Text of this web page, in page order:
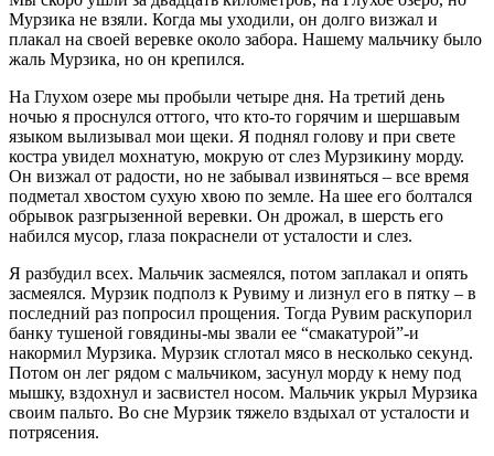
Мурзика не взяли. Когда мы уходили, он долго визжал и
плакал на своей веревке около забора. Нашему мальчику было
жаль Мурзика, но он крепился.
На Глухом озере мы пробыли четыре дня. На третий день
ночью я проснулся оттого, что кто-то горячим и шершавым
языком вылизывал мои щеки. Я поднял голову и при свете
костра увидел мохнатую, мокрую от слез Мурзикину морду.
Он визжал от радости, но не забывал извиняться – все время
подметал хвостом сухую хвою по земле. На шее его болтался
обрывок разгрызенной веревки. Он дрожал, в шерсть его
набился мусор, глаза покраснели от усталости и слез.
Я разбудил всех. Мальчик засмеялся, потом заплакал и опять
засмеялся. Мурзик подполз к Рувиму и лизнул его в пятку – в
последний раз попросил прощения. Тогда Рувим раскупорил
банку тушеной говядины-мы звали ее “смакатурой”-и
накормил Мурзика. Мурзик сглотал мясо в несколько секунд.
Потом он лег рядом с мальчиком, засунул морду к нему под
мышку, вздохнул и засвистел носом. Мальчик укрыл Мурзика
своим пальто. Во сне Мурзик тяжело вздыхал от усталости и
потрясения.